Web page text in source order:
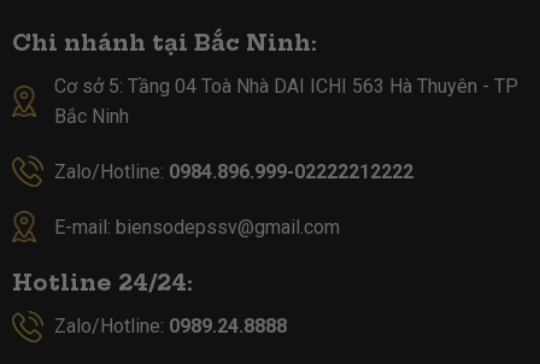
Chi nhánh tại Bắc Ninh:
Cơ sở 5: Tầng 04 Toà Nhà DAI ICHI 563 Hà Thuyên - TP
Bắc Ninh
Zalo/Hotline: 0984.896.999-02222212222
E-mail: biensodepssv@gmail.com
Hotline 24/24:
Zalo/Hotline: 0989.24.8888